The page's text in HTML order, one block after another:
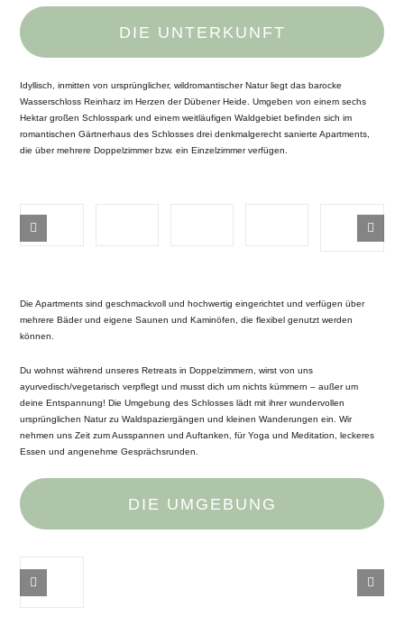
DIE UNTERKUNFT
Idyllisch, inmitten von ursprünglicher, wildromantischer Natur liegt das barocke
Wasserschloss Reinharz im Herzen der Dübener Heide. Umgeben von einem sechs
Hektar großen Schlosspark und einem weitläufigen Waldgebiet befinden sich im
romantischen Gärtnerhaus des Schlosses drei denkmalgerecht sanierte Apartments,
die über mehrere Doppelzimmer bzw. ein Einzelzimmer verfügen.
Die Apartments sind geschmackvoll und hochwertig eingerichtet und verfügen über
mehrere Bäder und eigene Saunen und Kaminöfen, die flexibel genutzt werden
können.
Du wohnst während unseres Retreats in Doppelzimmern, wirst von uns
ayurvedisch/vegetarisch verpflegt und musst dich um nichts kümmern – außer um
deine Entspannung! Die Umgebung des Schlosses lädt mit ihrer wundervollen
ursprünglichen Natur zu Waldspaziergängen und kleinen Wanderungen ein. Wir
nehmen uns Zeit zum Ausspannen und Auftanken, für Yoga und Meditation, leckeres
Essen und angenehme Gesprächsrunden.
DIE UMGEBUNG